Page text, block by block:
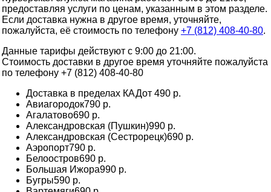
предоставляя услуги по ценам, указанным в этом разделе.
Если доставка нужна в другое время, уточняйте,
пожалуйста, её стоимость по телефону +7 (812) 408-40-80.
Данные тарифы действуют с 9:00 до 21:00.
Стоимость доставки в другое время уточняйте пожалуйста
по телефону +7 (812) 408-40-80
Доставка в пределах КАДот 490 р.
Авиагородок790 р.
Агалатово690 р.
Александровская (Пушкин)990 р.
Александровская (Сестрорецк)690 р.
Аэропорт790 р.
Белоостров690 р.
Большая Ижора990 р.
Бугры590 р.